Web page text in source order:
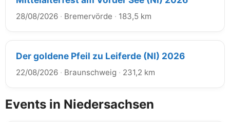
28/08/2026 · Bremervörde · 183,5 km
Der goldene Pfeil zu Leiferde (NI) 2026
22/08/2026 · Braunschweig · 231,2 km
Events in Niedersachsen